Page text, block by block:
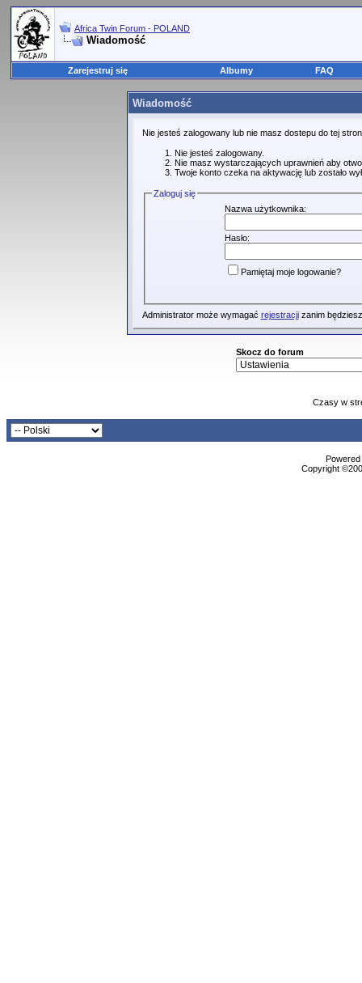
Africa Twin Forum - POLAND
Wiadomość
Zarejestruj się Albumy FAQ
Wiadomość
Nie jesteś zalogowany lub nie masz dostepu do tej
Nie jesteś zalogowany.
Nie masz wystarczających uprawnień aby
Twoje konto czeka na aktywację lub zostało
Zaloguj się
Nazwa użytkownika:
Hasło:
Pamiętaj moje logowanie?
Administrator może wymagać rejestracjizanim
Skocz do forum
Czasy w
Copyright